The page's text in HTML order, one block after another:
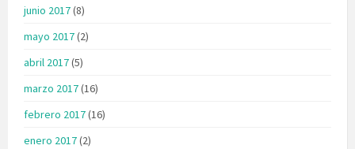
junio 2017(8)
mayo 2017(2)
abril 2017(5)
marzo 2017(16)
febrero 2017(16)
enero 2017(2)